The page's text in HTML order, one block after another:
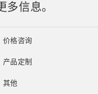
多信息。
价格咨询
产品定制
其他